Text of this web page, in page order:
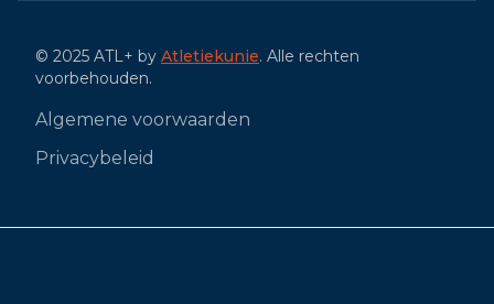
© 2025 ATL+ by Atletiekunie. Alle rechten
voorbehouden.
Algemene voorwaarden
Privacybeleid